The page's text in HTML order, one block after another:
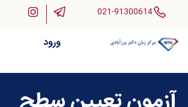
021-91300614
ورود